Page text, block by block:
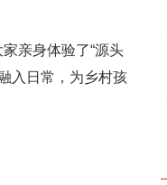
亲身体验了“源头
入日常，为乡村孩